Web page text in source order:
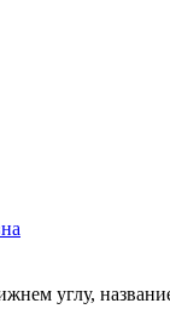
углу,